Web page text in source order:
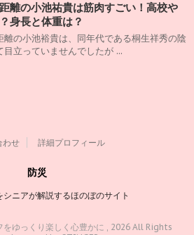
離の小池祐貴は筋肉すごい！高校や
身長と体重は？
離の小池裕貴は、同年代である桐生祥秀の陰
目立っていませんでしたが ...
わせ 詳細プロフィール
防災
ニアが解説するほのぼのサイト
ゆっくり楽しく心豊かに , 2026 All Rights